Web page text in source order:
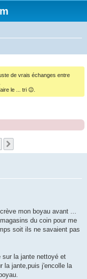
de vrais échanges entre
le ... tri 😉.
mon boyau avant ...
du coin pour me
soit ils ne savaient pas
la jante nettoyé et
la jante,puis j'encolle la